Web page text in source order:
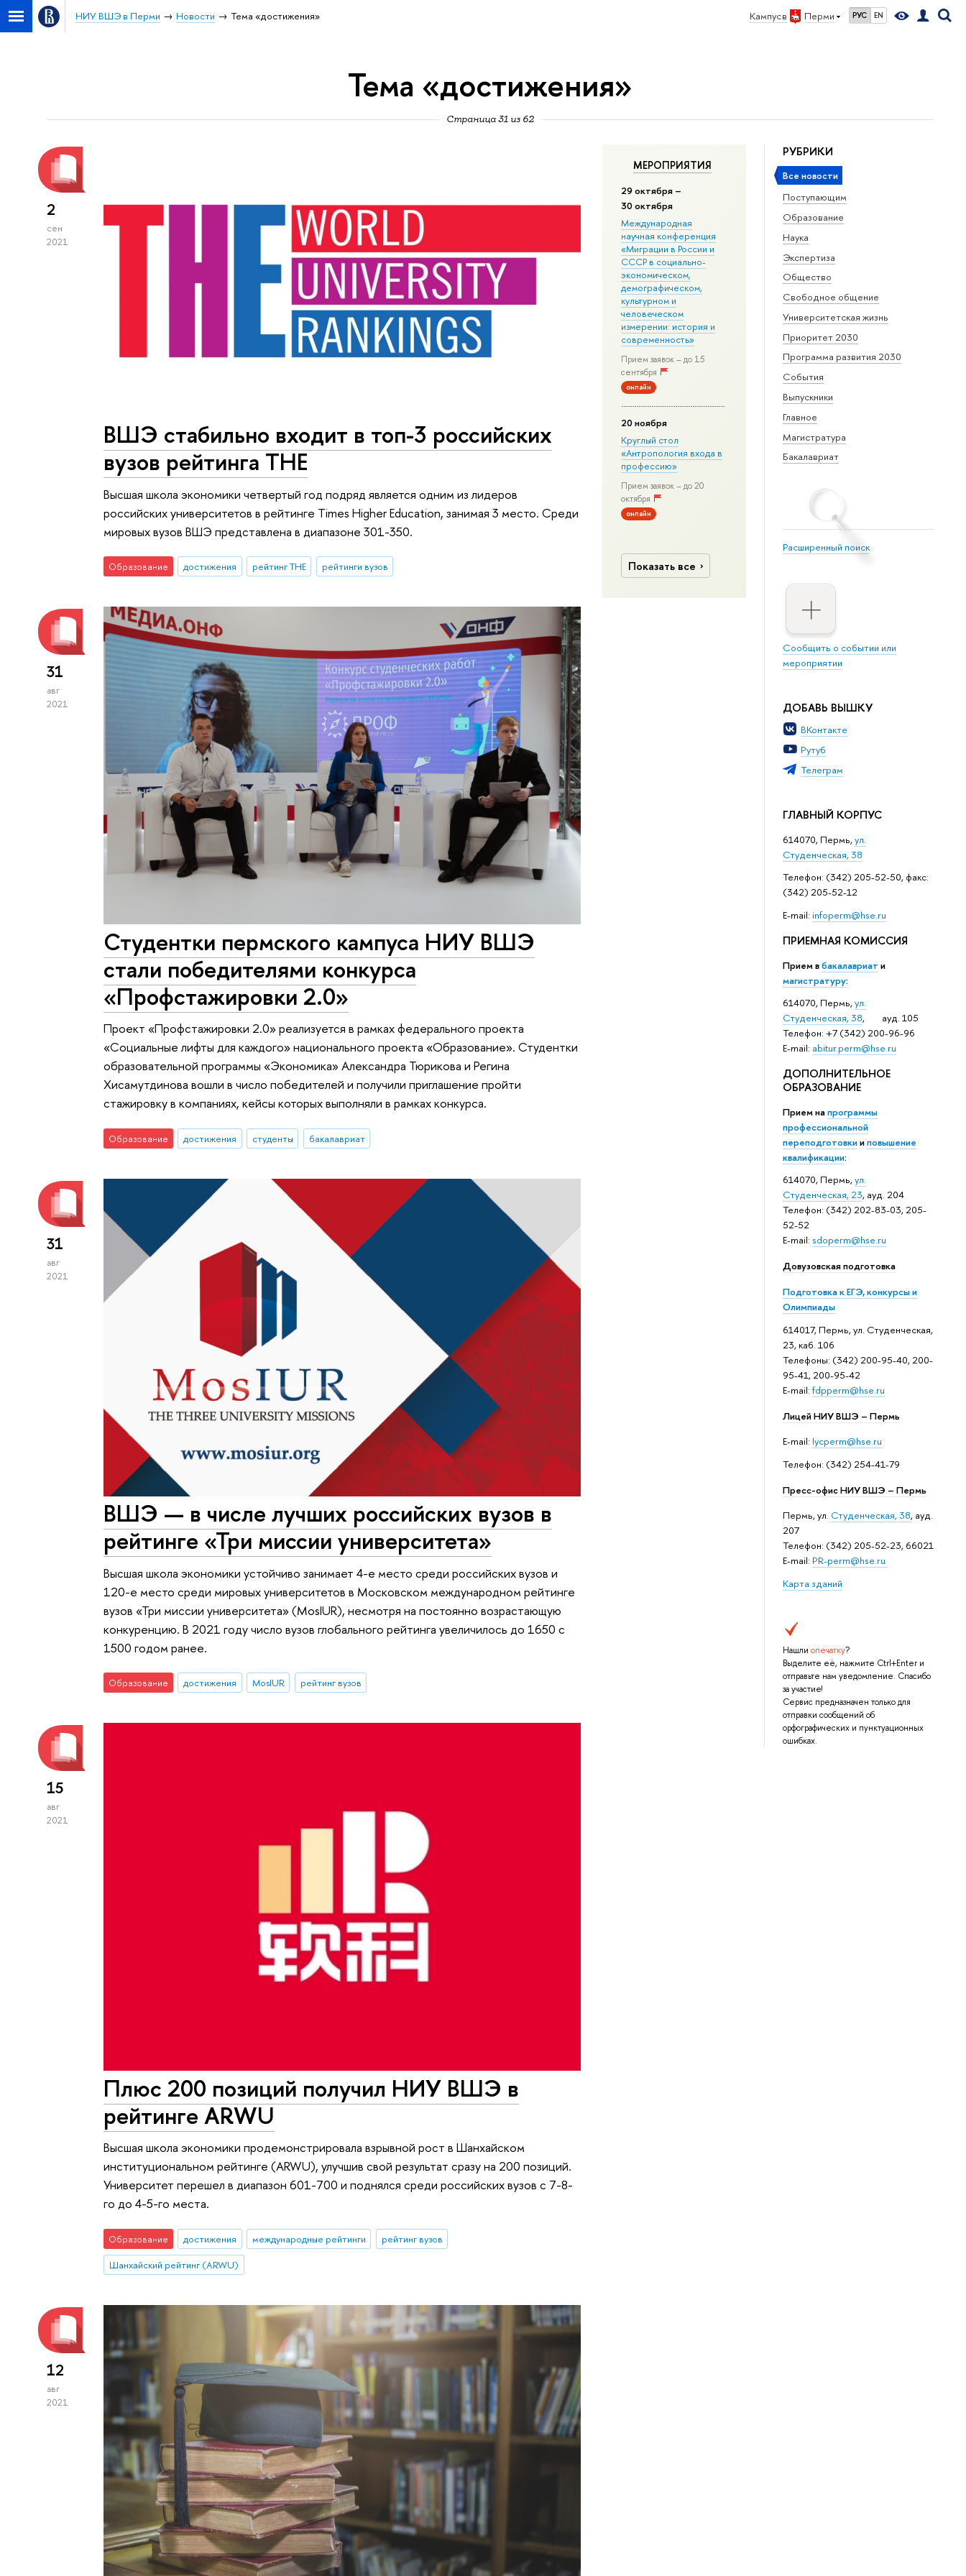
Кампус в Перми РУС EN
НИУ ВШЭ в Перми Новости Тема «достижения»
Тема «достижения»
Страница 31 из 62
РУБРИКИ
Все новости
Поступающим
Образование
Наука
Экспертиза
Общество
Свободное общение
Университетская жизнь
Приоритет 2030
Программа развития 2030
События
Выпускники
Главное
Магистратура
Бакалавриат
Расширенный поиск
Сообщить о событии или
мероприятии
ДОБАВЬ ВЫШКУ
ВКонтакте
Рутуб
Телеграм
ГЛАВНЫЙ КОРПУС
614070, Пермь,ул.
Студенческая, 38
Телефон: (342) 205-52-50, факс:
(342) 205-52-12
Е-mail: infoperm@hse.ru
ПРИЕМНАЯ КОМИССИЯ
Прием вбакалавриат и
магистратуру:
614070, Пермь,ул.
Студенческая, 38, ауд. 105
Телефон: +7 (342) 200-96-96
E-mail: abitur.perm@hse.ru
ДОПОЛНИТЕЛЬНОЕ
ОБРАЗОВАНИЕ
Прием напрограммы
профессиональной
переподготовкииповышение
квалификации:
614070, Пермь,ул.
Студенческая, 23, ауд. 204
Телефон: (342) 202-83-03, 205-
52-52
E-mail: sdoperm@hse.ru
Довузовская подготовка
Подготовка к ЕГЭ, конкурсы и
Олимпиады
614017, Пермь, ул. Студенческая,
23, каб. 106
Телефоны: (342) 200-95-40, 200-
95-41, 200-95-42
E-mail: fdpperm@hse.ru
Лицей НИУ ВШЭ – Пермь
E-mail: lycperm@hse.ru
Телефон: (342) 254-41-79
Пресс-офис НИУ ВШЭ – Пермь
Пермь, ул. Студенческая, 38, ауд.
207
Телефон: (342) 205-52-23, 66021
E-mail: PR-perm@hse.ru
Карта зданий
Нашли опечатку?
Выделите её, нажмите Ctrl+Enter и
отправьте нам уведомление. Спасибо
за участие!
Сервис предназначен только для
отправки сообщений об
орфографических и пунктуационных
ошибках.
МЕРОПРИЯТИЯ
29 октября –
30 октября
Международная
научная конференция
«Миграции в Росcии и
СССР в социально-
экономическом,
демографическом,
культурном и
человеческом
измерении: история и
современность»
Прием заявок – до 15
сентября
онлайн
20 ноября
Круглый стол
«Антропология входа в
профессию»
Прием заявок – до 20
октября
онлайн
Показать все
2
сен
2021
ВШЭ стабильно входит в топ-3 российских
вузов рейтинга THE
Высшая школа экономики четвертый год подряд является одним из лидеров
российских университетов в рейтинге Times Higher Education, занимая 3 место. Среди
мировых вузов ВШЭ представлена в диапазоне 301-350.
Образование достижения рейтинг THE рейтинги вузов
31
авг
2021
Студентки пермского кампуса НИУ ВШЭ
стали победителями конкурса
«Профстажировки 2.0»
Проект «Профстажировки 2.0» реализуется в рамках федерального проекта
«Социальные лифты для каждого» национального проекта «Образование». Студентки
образовательной программы «Экономика» Александра Тюрикова и Регина
Хисамутдинова вошли в число победителей и получили приглашение пройти
стажировку в компаниях, кейсы которых выполняли в рамках конкурса.
Образование достижения студенты бакалавриат
31
авг
2021
ВШЭ — в числе лучших российских вузов в
рейтинге «Три миссии университета»
Высшая школа экономики устойчиво занимает 4-е место среди российских вузов и
120-е место среди мировых университетов в Московском международном рейтинге
вузов «Три миссии университета» (MosIUR), несмотря на постоянно возрастающую
конкуренцию. В 2021 году число вузов глобального рейтинга увеличилось до 1650 с
1500 годом ранее.
Образование достижения MosIUR рейтинг вузов
15
авг
2021
Плюс 200 позиций получил НИУ ВШЭ в
рейтинге ARWU
Высшая школа экономики продемонстрировала взрывной рост в Шанхайском
институциональном рейтинге (ARWU), улучшив свой результат сразу на 200 позиций.
Университет перешел в диапазон 601-700 и поднялся среди российских вузов с 7-8-
го до 4-5-го места.
Образование достижения международные рейтинги
рейтинг вузов
Шанхайский рейтинг (ARWU)
12
авг
2021